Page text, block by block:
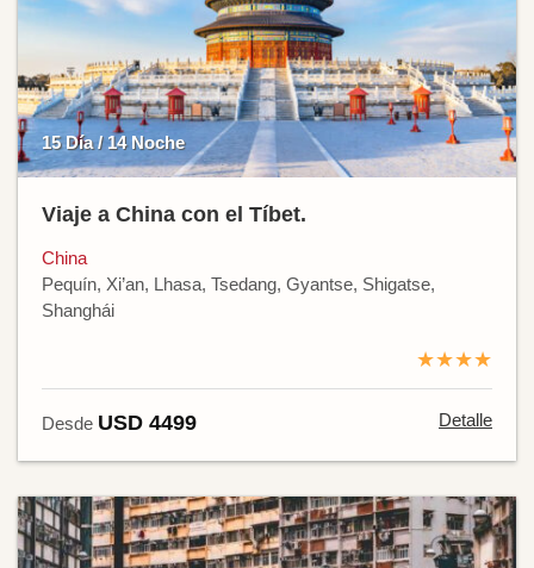
15 Día / 14 Noche
Viaje a China con el Tíbet.
China
Pequín, Xi’an, Lhasa, Tsedang, Gyantse, Shigatse,
Shanghái
★★★★
Desde USD 4499 Detalle